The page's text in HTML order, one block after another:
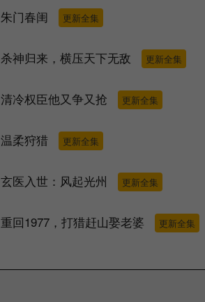
朱门春闺 更新全集
杀神归来，横压天下无敌 更新全集
清冷权臣他又争又抢 更新全集
温柔狩猎 更新全集
玄医入世：风起光州 更新全集
重回1977，打猎赶山娶老婆 更新全集